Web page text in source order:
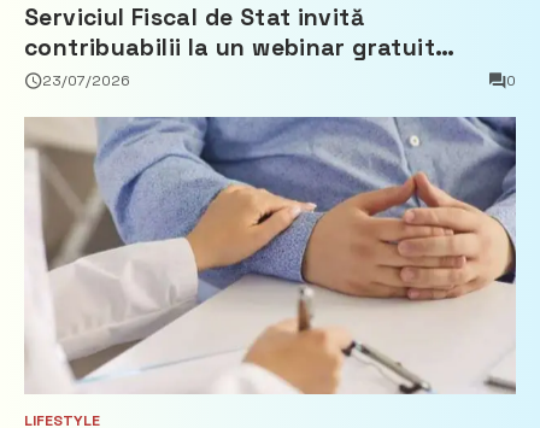
Serviciul Fiscal de Stat invită
contribuabilii la un webinar gratuit
privind calculul impozitului pe bunurile
23/07/2026 0
LIFESTYLE